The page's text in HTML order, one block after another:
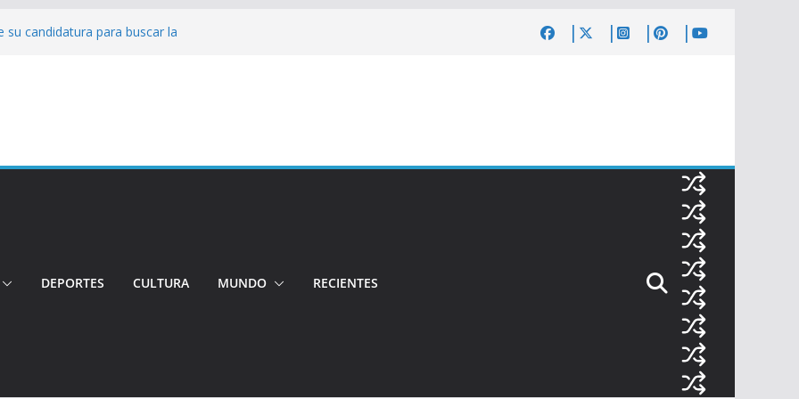
su candidatura para buscar la
Investigan crimen de un hombre en el
e incidentes marcaron la
DEPORTES CULTURA MUNDO RECIENTES